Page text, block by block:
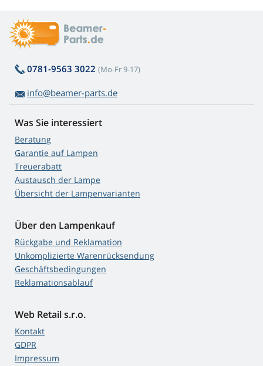
0781-9563 3022 (Mo-Fr 9-17)
info@beamer-parts.de
Was Sie interessiert
Beratung
Garantie auf Lampen
Treuerabatt
Austausch der Lampe
Übersicht der Lampenvarianten
Über den Lampenkauf
Rückgabe und Reklamation
Unkomplizierte Warenrücksendung
Geschäftsbedingungen
Reklamationsablauf
Web Retail s.r.o.
Kontakt
GDPR
Impressum